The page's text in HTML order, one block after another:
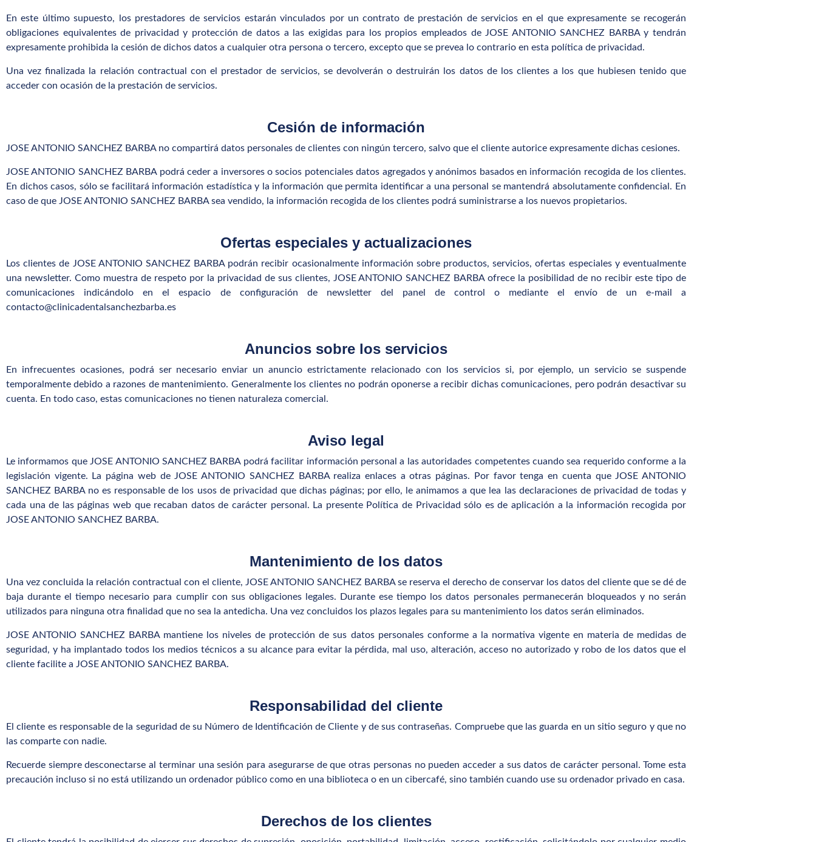
En este último supuesto, los prestadores de servicios estarán vinculados por un contrato de prestación de servicios en el que expresamente se recogerán
obligaciones equivalentes de privacidad y protección de datos a las exigidas para los propios empleados de JOSE ANTONIO SANCHEZ BARBA y tendrán
expresamente prohibida la cesión de dichos datos a cualquier otra persona o tercero, excepto que se prevea lo contrario en esta política de privacidad.
Una vez finalizada la relación contractual con el prestador de servicios, se devolverán o destruirán los datos de los clientes a los que hubiesen tenido que
acceder con ocasión de la prestación de servicios.
Cesión de información
JOSE ANTONIO SANCHEZ BARBA no compartirá datos personales de clientes con ningún tercero, salvo que el cliente autorice expresamente dichas cesiones.
JOSE ANTONIO SANCHEZ BARBA podrá ceder a inversores o socios potenciales datos agregados y anónimos basados en información recogida de los clientes.
En dichos casos, sólo se facilitará información estadística y la información que permita identificar a una personal se mantendrá absolutamente confidencial. En
caso de que JOSE ANTONIO SANCHEZ BARBA sea vendido, la información recogida de los clientes podrá suministrarse a los nuevos propietarios.
Ofertas especiales y actualizaciones
Los clientes de JOSE ANTONIO SANCHEZ BARBA podrán recibir ocasionalmente información sobre productos, servicios, ofertas especiales y eventualmente
una newsletter. Como muestra de respeto por la privacidad de sus clientes, JOSE ANTONIO SANCHEZ BARBA ofrece la posibilidad de no recibir este tipo de
comunicaciones indicándolo en el espacio de configuración de newsletter del panel de control o mediante el envío de un e-mail a
contacto@clinicadentalsanchezbarba.es
Anuncios sobre los servicios
En infrecuentes ocasiones, podrá ser necesario enviar un anuncio estrictamente relacionado con los servicios si, por ejemplo, un servicio se suspende
temporalmente debido a razones de mantenimiento. Generalmente los clientes no podrán oponerse a recibir dichas comunicaciones, pero podrán desactivar su
cuenta. En todo caso, estas comunicaciones no tienen naturaleza comercial.
Aviso legal
Le informamos que JOSE ANTONIO SANCHEZ BARBA podrá facilitar información personal a las autoridades competentes cuando sea requerido conforme a la
legislación vigente. La página web de JOSE ANTONIO SANCHEZ BARBA realiza enlaces a otras páginas. Por favor tenga en cuenta que JOSE ANTONIO
SANCHEZ BARBA no es responsable de los usos de privacidad que dichas páginas; por ello, le animamos a que lea las declaraciones de privacidad de todas y
cada una de las páginas web que recaban datos de carácter personal. La presente Política de Privacidad sólo es de aplicación a la información recogida por
JOSE ANTONIO SANCHEZ BARBA.
Mantenimiento de los datos
Una vez concluida la relación contractual con el cliente, JOSE ANTONIO SANCHEZ BARBA se reserva el derecho de conservar los datos del cliente que se dé de
baja durante el tiempo necesario para cumplir con sus obligaciones legales. Durante ese tiempo los datos personales permanecerán bloqueados y no serán
utilizados para ninguna otra finalidad que no sea la antedicha. Una vez concluidos los plazos legales para su mantenimiento los datos serán eliminados.
JOSE ANTONIO SANCHEZ BARBA mantiene los niveles de protección de sus datos personales conforme a la normativa vigente en materia de medidas de
seguridad, y ha implantado todos los medios técnicos a su alcance para evitar la pérdida, mal uso, alteración, acceso no autorizado y robo de los datos que el
cliente facilite a JOSE ANTONIO SANCHEZ BARBA.
Responsabilidad del cliente
El cliente es responsable de la seguridad de su Número de Identificación de Cliente y de sus contraseñas. Compruebe que las guarda en un sitio seguro y que no
las comparte con nadie.
Recuerde siempre desconectarse al terminar una sesión para asegurarse de que otras personas no pueden acceder a sus datos de carácter personal. Tome esta
precaución incluso si no está utilizando un ordenador público como en una biblioteca o en un cibercafé, sino también cuando use su ordenador privado en casa.
Derechos de los clientes